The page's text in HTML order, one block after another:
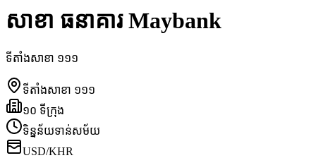
សាខា ធនាគារ Maybank
ទីតាំងសាខា ១១១
ទីតាំងសាខា ១១១
១០ ទីក្រុង
ទិន្នន័យទាន់សម័យ
USD/KHR